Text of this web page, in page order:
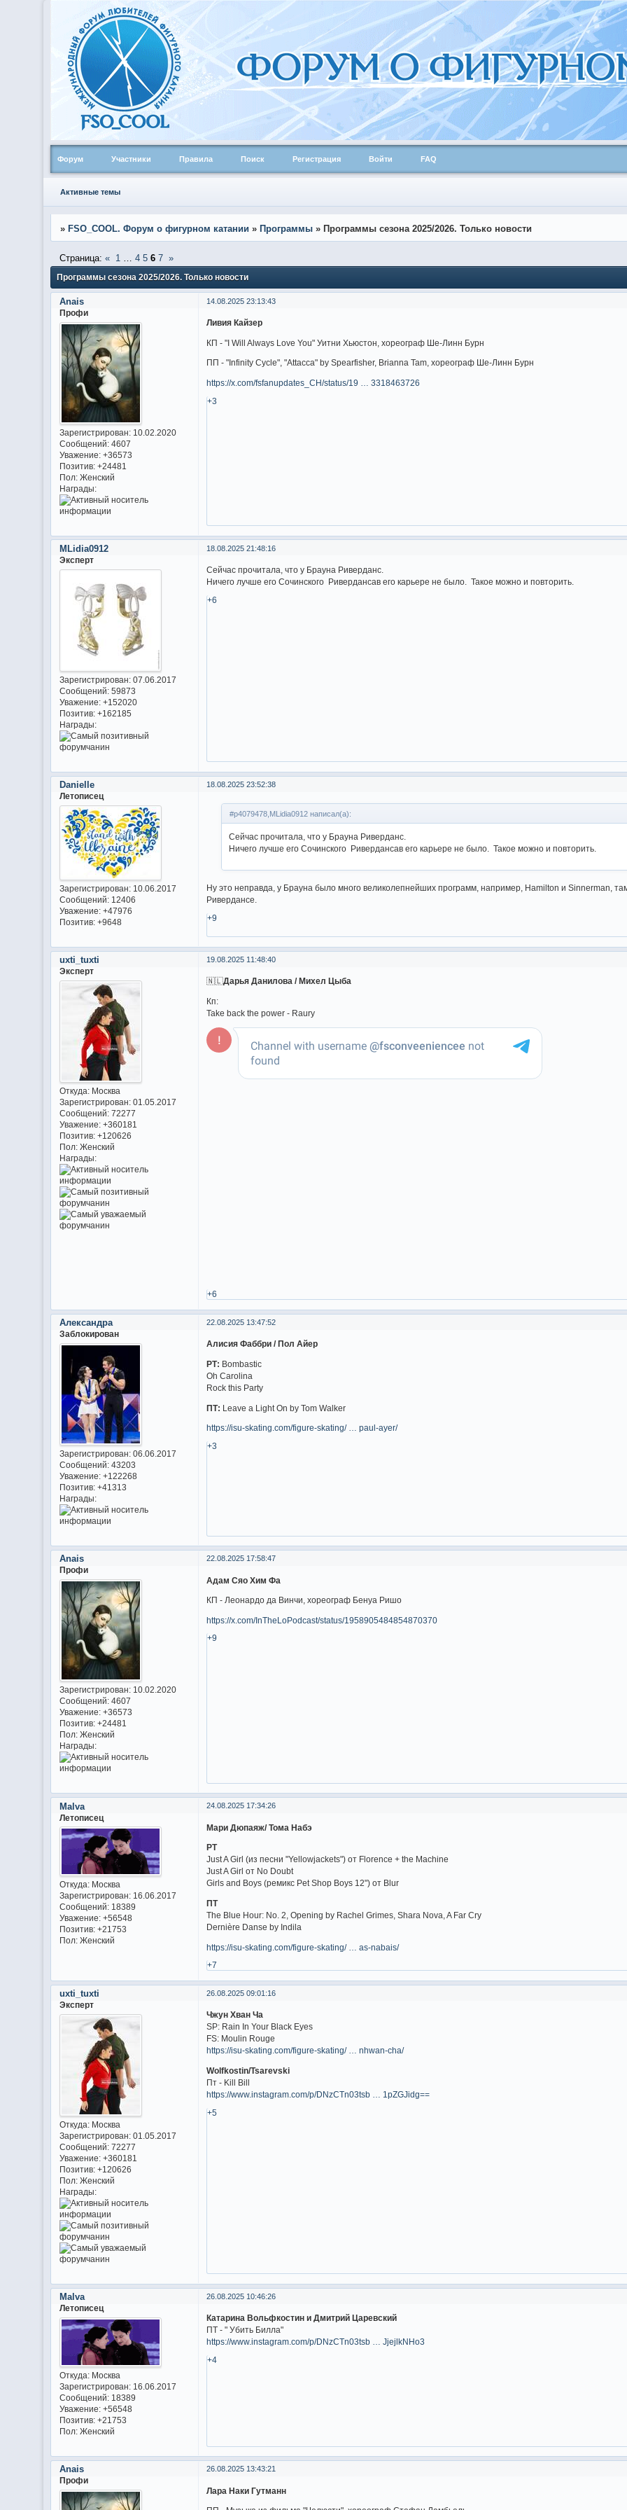
Форум Участники Правила Поиск Регистрация Войти FAQ
Активные темы
» FSO_COOL. Форум о фигурном катании » Программы » Программы сезона 2025/2026. Только новости
Программы сезона 2025/2026. Только новости
Страница: « 1 4 5 6 7 »
14.08.2025 23:13:43
Anais
Профи
Зарегистрирован: 10.02.2020
Сообщений:4607
Уважение: +36573
Позитив: +24481
Пол:Женский
Награды:
Ливия Кайзер
КП - "I Will Always Love You" Уитни Хьюстон, хореограф Ше-Линн Бурн
ПП - "Infinity Cycle", "Attacca" by Spearfisher, Brianna Tam, хореограф Ше-Линн Бурн
https://x.com/fsfanupdates_CH/status/19 … 3318463726
+3
18.08.2025 21:48:16
MLidia0912
Эксперт
Зарегистрирован: 07.06.2017
Сообщений:59873
Уважение: +152020
Позитив: +162185
Награды:
Сейчас прочитала, что у Брауна Риверданс.
Ничего лучше его Сочинского Ривердансав его карьере не было. Такое можно и повторить.
+6
18.08.2025 23:52:38
Danielle
Летописец
Зарегистрирован: 10.06.2017
Сообщений:12406
Уважение: +47976
Позитив: +9648
#p4079478,MLidia0912 написал(а):
Сейчас прочитала, что у Брауна Риверданс.
Ничего лучше его Сочинского Ривердансав его карьере не было. Такое можно и повторить.
Ну это неправда, у Брауна было много великолепнейших программ, например, Hamilton и Sinnerman,
Ривердансе.
+9
19.08.2025 11:48:40
uxti_tuxti
Эксперт
Откуда:Москва
Зарегистрирован: 01.05.2017
Сообщений:72277
Уважение: +360181
Позитив: +120626
Пол:Женский
Награды:
🇳🇱Дарья Данилова / Михел Цыба
Кп:
Take back the power - Raury
+6
22.08.2025 13:47:52
Александра
Заблокирован
Зарегистрирован: 06.06.2017
Сообщений:43203
Уважение: +122268
Позитив: +41313
Награды:
Алисия Фаббри / Пол Айер
РТ: Bombastic
Oh Carolina
Rock this Party
ПТ: Leave a Light On by Tom Walker
https://isu-skating.com/figure-skating/ … paul-ayer/
+3
22.08.2025 17:58:47
Anais
Профи
Зарегистрирован: 10.02.2020
Сообщений:4607
Уважение: +36573
Позитив: +24481
Пол:Женский
Награды:
Адам Сяо Хим Фа
КП - Леонардо да Винчи, хореограф Бенуа Ришо
https://x.com/InTheLoPodcast/status/1958905484854870370
+9
24.08.2025 17:34:26
Malva
Летописец
Откуда:Москва
Зарегистрирован: 16.06.2017
Сообщений:18389
Уважение: +56548
Позитив: +21753
Пол:Женский
Мари Дюпаяж/ Тома Набэ
РТ
Just A Girl (из песни "Yellowjackets") от Florence + the Machine
Just A Girl от No Doubt
Girls and Boys (ремикс Pet Shop Boys 12") от Blur
ПТ
The Blue Hour: No. 2, Opening by Rachel Grimes, Shara Nova, A Far Cry
Dernière Danse by Indila
https://isu-skating.com/figure-skating/ … as-nabais/
+7
26.08.2025 09:01:16
uxti_tuxti
Эксперт
Откуда:Москва
Зарегистрирован: 01.05.2017
Сообщений:72277
Уважение: +360181
Позитив: +120626
Пол:Женский
Награды:
Чжун Хван Ча
SP: Rain In Your Black Eyes
FS: Moulin Rouge
https://isu-skating.com/figure-skating/ … nhwan-cha/
Wolfkostin/Tsarevski
Пт - Kill Bill
https://www.instagram.com/p/DNzCTn03tsb … 1pZGJidg==
+5
26.08.2025 10:46:26
Malva
Летописец
Откуда:Москва
Зарегистрирован: 16.06.2017
Сообщений:18389
Уважение: +56548
Позитив: +21753
Пол:Женский
Катарина Вольфкостин и Дмитрий Царевский
ПТ - " Убить Билла"
https://www.instagram.com/p/DNzCTn03tsb … JjejlkNHo3
+4
26.08.2025 13:43:21
Anais
Профи
Лара Наки Гутманн